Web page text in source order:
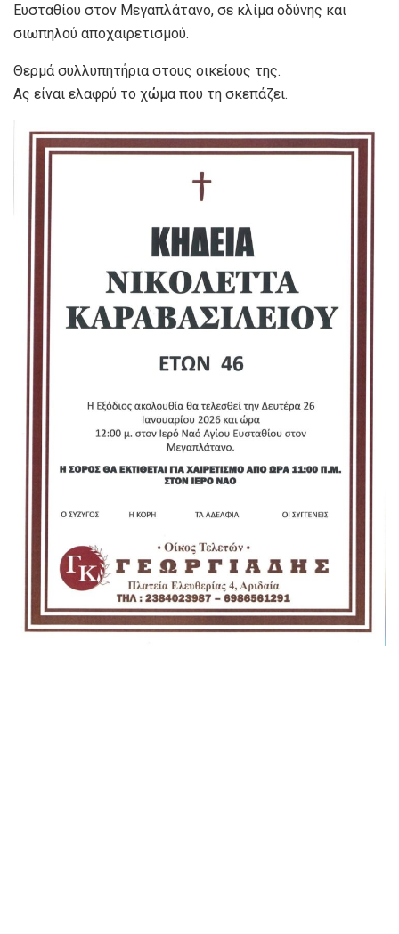
Ευσταθίου στον Μεγαπλάτανο, σε κλίμα οδύνης και
σιωπηλού αποχαιρετισμού.
Θερμά συλλυπητήρια στους οικείους της.
Ας είναι ελαφρύ το χώμα που τη σκεπάζει.